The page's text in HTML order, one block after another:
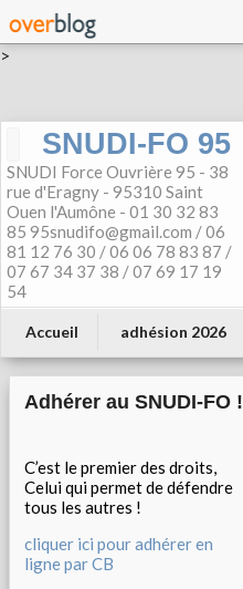
>
SNUDI-FO 95
SNUDI Force Ouvrière 95 - 38
rue d'Eragny - 95310 Saint
Ouen l'Aumône - 01 30 32 83
85 95snudifo@gmail.com / 06
81 12 76 30 / 06 06 78 83 87 /
07 67 34 37 38 / 07 69 17 19
54
Accueil adhésion 2026
Adhérer au SNUDI-FO !
C’est le premier des droits,
Celui qui permet de défendre
tous les autres !
cliquer ici pour adhérer en
ligne par CB